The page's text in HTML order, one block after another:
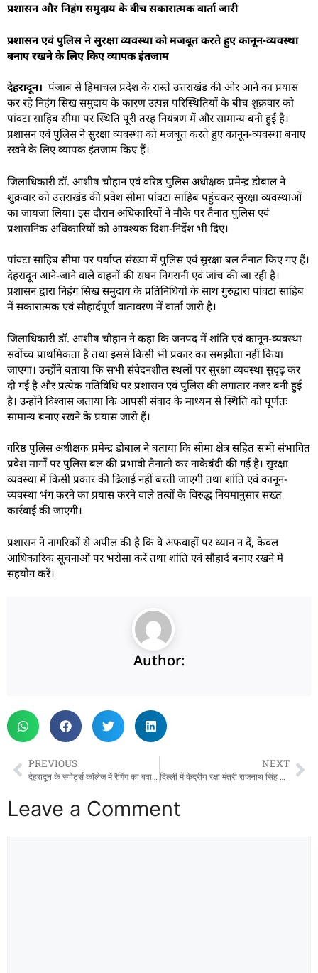
प्रशासन और निहंग समुदाय के बीच सकारात्मक वार्ता जारी
प्रशासन एवं पुलिस ने सुरक्षा व्यवस्था को मजबूत करते हुए कानून-व्यवस्था
बनाए रखने के लिए किए व्यापक इंतजाम
देहरादून। पंजाब से हिमाचल प्रदेश के रास्ते उत्तराखंड की ओर आने का प्रयास
कर रहे निहंग सिख समुदाय के कारण उत्पन्न परिस्थितियों के बीच शुक्रवार को
पांवटा साहिब सीमा पर स्थिति पूरी तरह नियंत्रण में और सामान्य बनी हुई है।
प्रशासन एवं पुलिस ने सुरक्षा व्यवस्था को मजबूत करते हुए कानून-व्यवस्था बनाए
रखने के लिए व्यापक इंतजाम किए हैं।
जिलाधिकारी डॉ. आशीष चौहान एवं वरिष्ठ पुलिस अधीक्षक प्रमेन्द्र डोबाल ने
शुक्रवार को उत्तराखंड की प्रवेश सीमा पांवटा साहिब पहुंचकर सुरक्षा व्यवस्थाओं
का जायजा लिया। इस दौरान अधिकारियों ने मौके पर तैनात पुलिस एवं
प्रशासनिक अधिकारियों को आवश्यक दिशा-निर्देश भी दिए।
पांवटा साहिब सीमा पर पर्याप्त संख्या में पुलिस एवं सुरक्षा बल तैनात किए गए हैं।
देहरादून आने-जाने वाले वाहनों की सघन निगरानी एवं जांच की जा रही है।
प्रशासन द्वारा निहंग सिख समुदाय के प्रतिनिधियों के साथ गुरुद्वारा पांवटा साहिब
में सकारात्मक एवं सौहार्दपूर्ण वातावरण में वार्ता जारी है।
जिलाधिकारी डॉ. आशीष चौहान ने कहा कि जनपद में शांति एवं कानून-व्यवस्था
सर्वोच्च प्राथमिकता है तथा इससे किसी भी प्रकार का समझौता नहीं किया
जाएगा। उन्होंने बताया कि सभी संवेदनशील स्थलों पर सुरक्षा व्यवस्था सुदृढ़ कर
दी गई है और प्रत्येक गतिविधि पर प्रशासन एवं पुलिस की लगातार नजर बनी हुई
है। उन्होंने विश्वास जताया कि आपसी संवाद के माध्यम से स्थिति को पूर्णतः
सामान्य बनाए रखने के प्रयास जारी हैं।
वरिष्ठ पुलिस अधीक्षक प्रमेन्द्र डोबाल ने बताया कि सीमा क्षेत्र सहित सभी संभावित
प्रवेश मार्गों पर पुलिस बल की प्रभावी तैनाती कर नाकेबंदी की गई है। सुरक्षा
व्यवस्था में किसी प्रकार की ढिलाई नहीं बरती जाएगी तथा शांति एवं कानून-
व्यवस्था भंग करने का प्रयास करने वाले तत्वों के विरुद्ध नियमानुसार सख्त
कार्रवाई की जाएगी।
प्रशासन ने नागरिकों से अपील की है कि वे अफवाहों पर ध्यान न दें, केवल
आधिकारिक सूचनाओं पर भरोसा करें तथा शांति एवं सौहार्द बनाए रखने में
सहयोग करें।
Author:
PREVIOUS
देहरादून के स्पोर्ट्स कॉलेज में रैगिंग का बवाल! मारपीट से टूटे छात्र, एक ने मांगी TC, दूसरा घर लौटा
NEXT
दिल्ली में केंद्रीय रक्षा मंत्री राजनाथ सिंह से मिले कैबिनेट मंत्री सुबोध उनियाल, उत्तराखंड के विकास से जुड़े विषयों पर हुई बातचीत
Leave a Comment